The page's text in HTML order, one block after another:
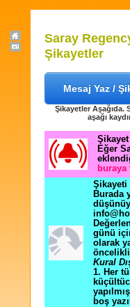
Saray
Şikayetler
Mesaj Yaz /
Şikayetler Aşağıda.
aşağı
Eğer
buraya
Şikayeti
Burada
günü
olarak
öncelikli
Kural
1. Her
boş